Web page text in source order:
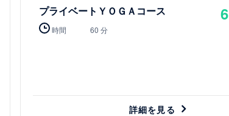
御茶ノ水駅（JR中央
御茶ノ水橋口から徒
プライベートＹＯＧＡコース
時間 60 分
詳細を見る